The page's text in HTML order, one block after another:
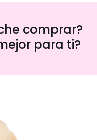
comprar?
para ti?